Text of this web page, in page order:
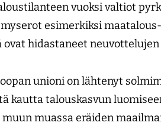
vuoksi valtiot
esimerkiksi
hidastaneet
unioni on lähtenyt
kautta talouskasvun
muassa eräiden